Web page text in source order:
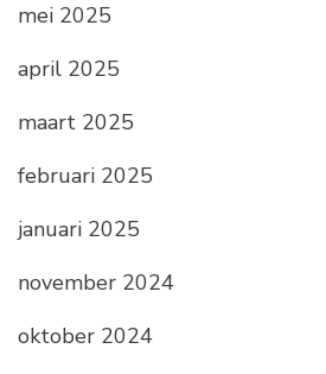
mei 2025
april 2025
maart 2025
februari 2025
januari 2025
november 2024
oktober 2024